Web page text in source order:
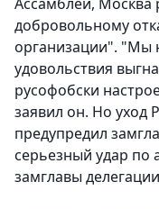
добровольному
организации". "Мы
удовольствия
русофобски
заявил он. Но уход
предупредил
серьезный удар по
замглавы